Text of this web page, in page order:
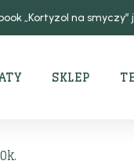
„Kortyzol na smyczy”
SKLEP